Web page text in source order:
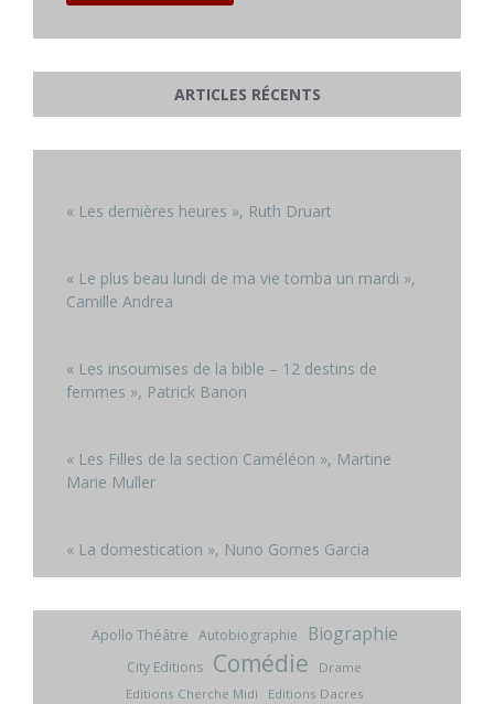
ARTICLES RÉCENTS
« Les dernières heures », Ruth Druart
« Le plus beau lundi de ma vie tomba un mardi »,
Camille Andrea
« Les insoumises de la bible – 12 destins de
femmes », Patrick Banon
« Les Filles de la section Caméléon », Martine
Marie Muller
« La domestication », Nuno Gomes Garcia
Apollo Théâtre Autobiographie Biographie
City Editions Comédie
Drame
Editions Cherche Midi
Editions Dacres